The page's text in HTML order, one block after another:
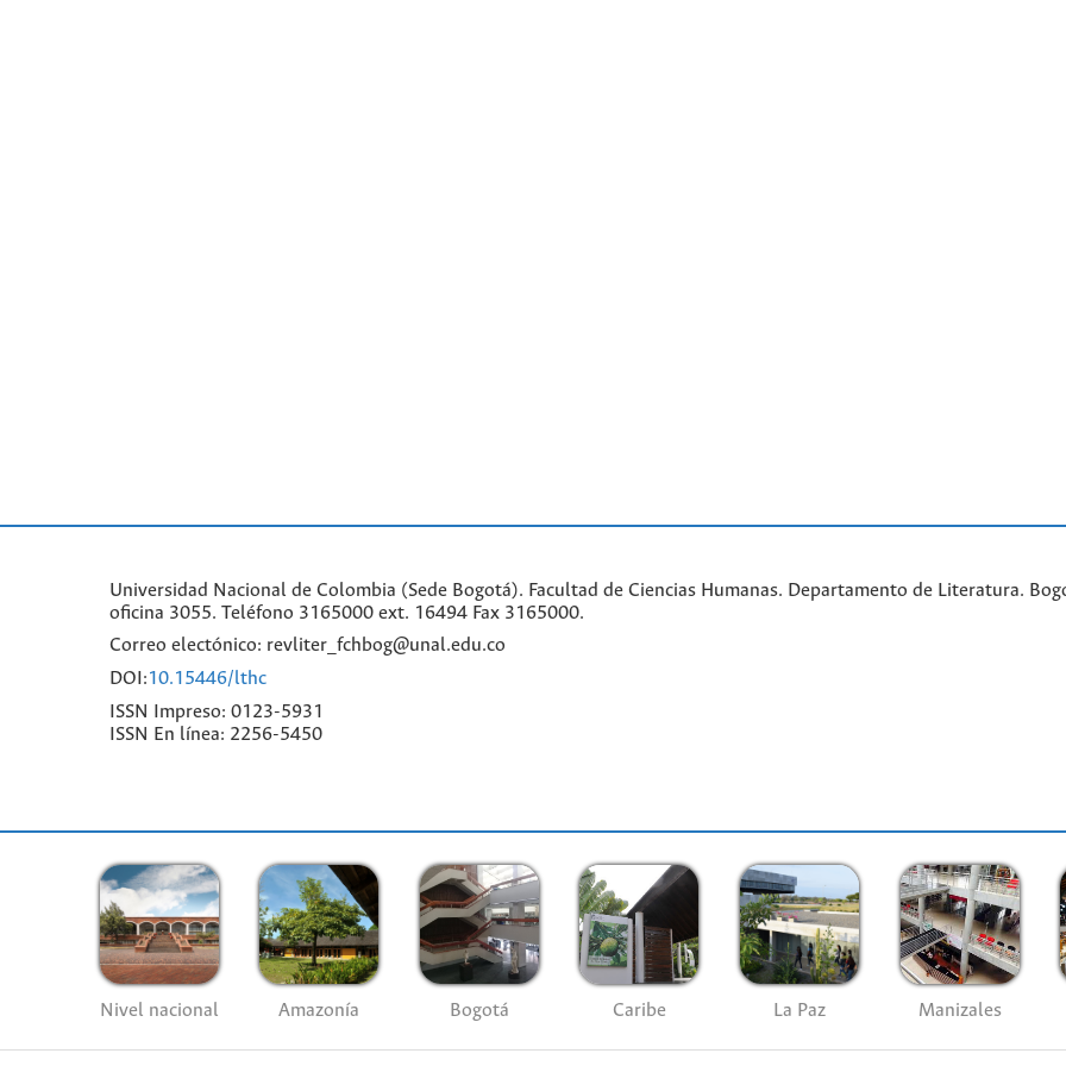
Universidad Nacional de Colombia (Sede Bogotá). Facultad de Ciencias Humanas. Departamento de Literatura.
oficina 3055. Teléfono 3165000 ext. 16494 Fax 3165000.
Correo electónico: revliter_fchbog@unal.edu.co
DOI:10.15446/lthc
ISSN Impreso: 0123-5931
ISSN En línea: 2256-5450
Nivel nacional Amazonía Bogotá Caribe La Paz Manizales